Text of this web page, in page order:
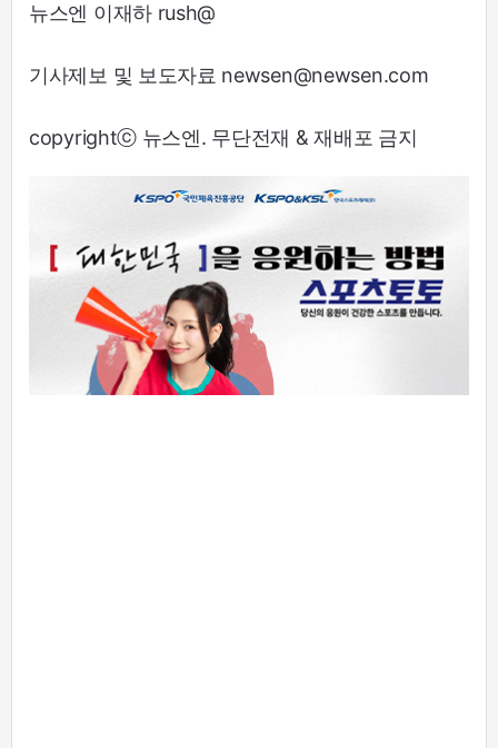
뉴스엔 이재하 rush@
기사제보 및 보도자료 newsen@newsen.com
copyrightⓒ 뉴스엔. 무단전재 & 재배포 금지